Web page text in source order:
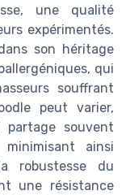
une qualité
expérimentés.
son héritage
qui
souffrant
peut varier,
souvent
ainsi
robustesse du
une résistance